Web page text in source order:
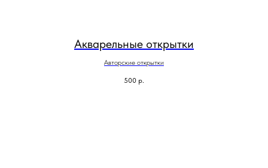
Акварельные открытки
Авторские открытки
500 р.